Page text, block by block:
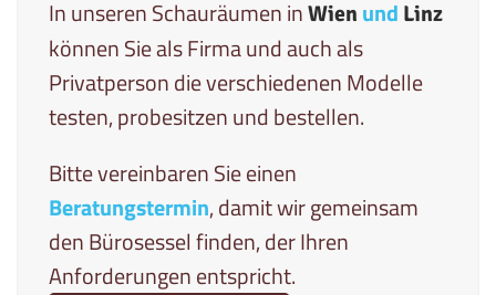
In unseren Schauräumen in Wien und Linz
können Sie als Firma und auch als
Privatperson die verschiedenen Modelle
testen, probesitzen und bestellen.
Bitte vereinbaren Sie einen
Beratungstermin, damit wir gemeinsam
den Bürosessel finden, der Ihren
Anforderungen entspricht.